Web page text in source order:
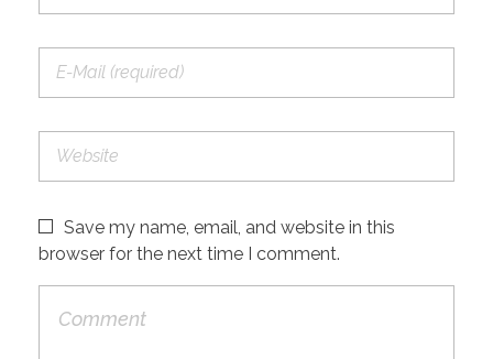
Save my name, email, and website in this
browser for the next time I comment.